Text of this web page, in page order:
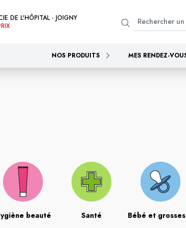
DE L'HÔPITAL - JOIGNY
NOS PRODUITS MES RENDEZ-
beauté Santé Bébé et